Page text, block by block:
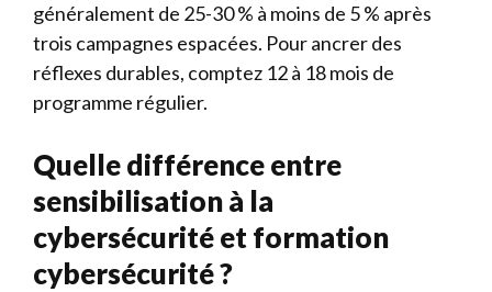
généralement de 25-30 % à moins de 5 % après
trois campagnes espacées. Pour ancrer des
réflexes durables, comptez 12 à 18 mois de
programme régulier.
Quelle différence entre
sensibilisation à la
cybersécurité et formation
cybersécurité ?